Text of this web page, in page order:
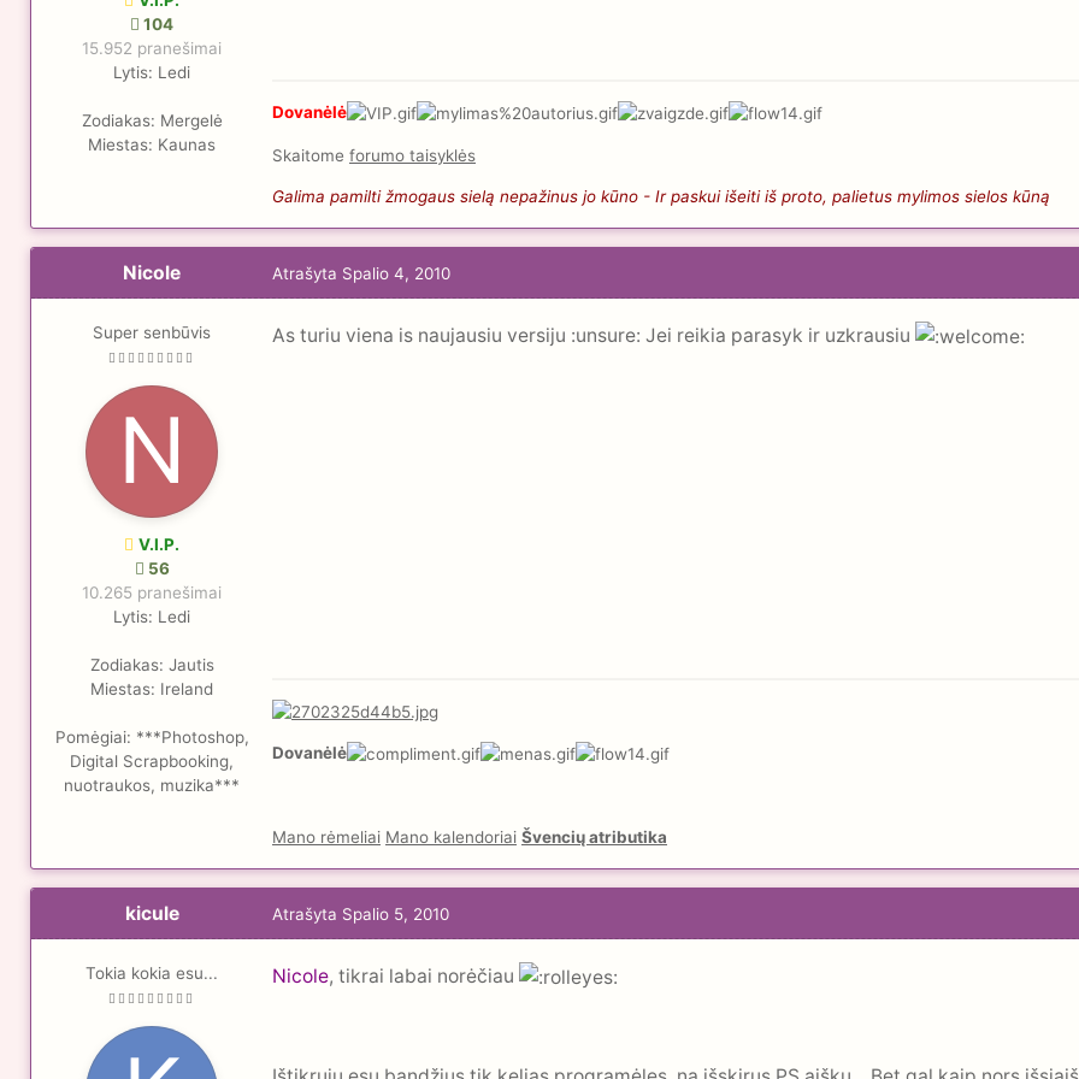
104
15.952 pranešimai
Lytis: Ledi
Zodiakas: Mergelė
Miestas: Kaunas
Dovanėlė
Skaitome forumo taisyklės
Galima pamilti žmogaus sielą nepažinus jo kūno - Ir paskui išeiti iš proto, palietus mylimos sielos kūną
Nicole
Super senbūvis
V.I.P.
56
10.265 pranešimai
Lytis: Ledi
Zodiakas: Jautis
Miestas: Ireland
Pomėgiai: ***Photoshop,
Digital Scrapbooking,
nuotraukos, muzika***
Atrašyta Spalio 4, 2010
As turiu viena is naujausiu versiju :unsure: Jei reikia parasyk ir uzkrausiu
Dovanėlė
Mano rėmeliai Mano kalendoriai Švencių atributika
kicule
Tokia kokia esu...
Atrašyta Spalio 5, 2010
Nicole, tikrai labai norėčiau